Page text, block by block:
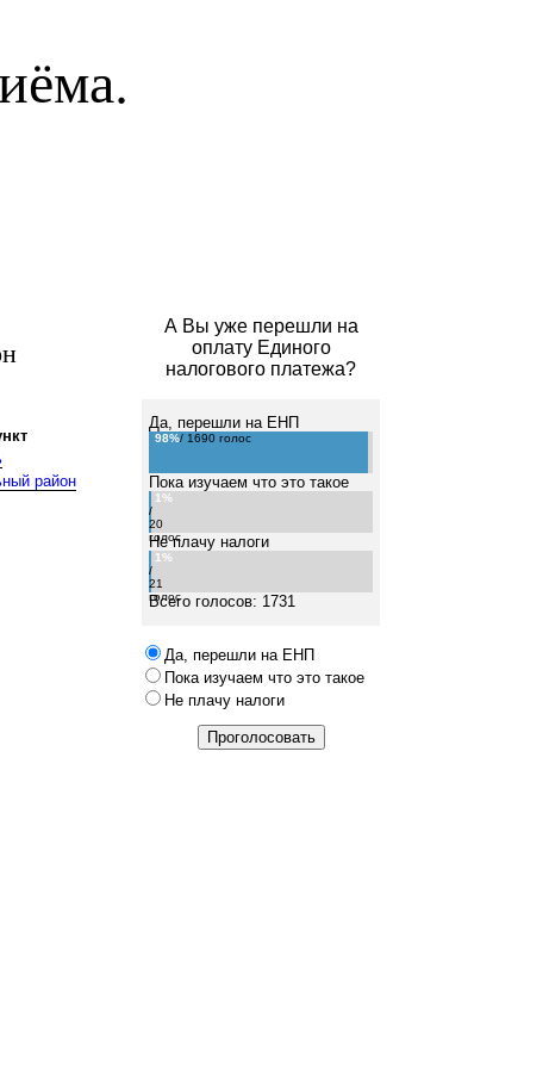
А Вы уже перешли на
оплату Единого
налогового платежа?
Да, перешли на ЕНП
98%/ 1690 голос
Пока изучаем что это такое
1%
/
20
голос
Не плачу налоги
1%
/
21
голос
Всего голосов: 1731
Да, перешли на ЕНП
Пока изучаем что это такое
Не плачу налоги
район